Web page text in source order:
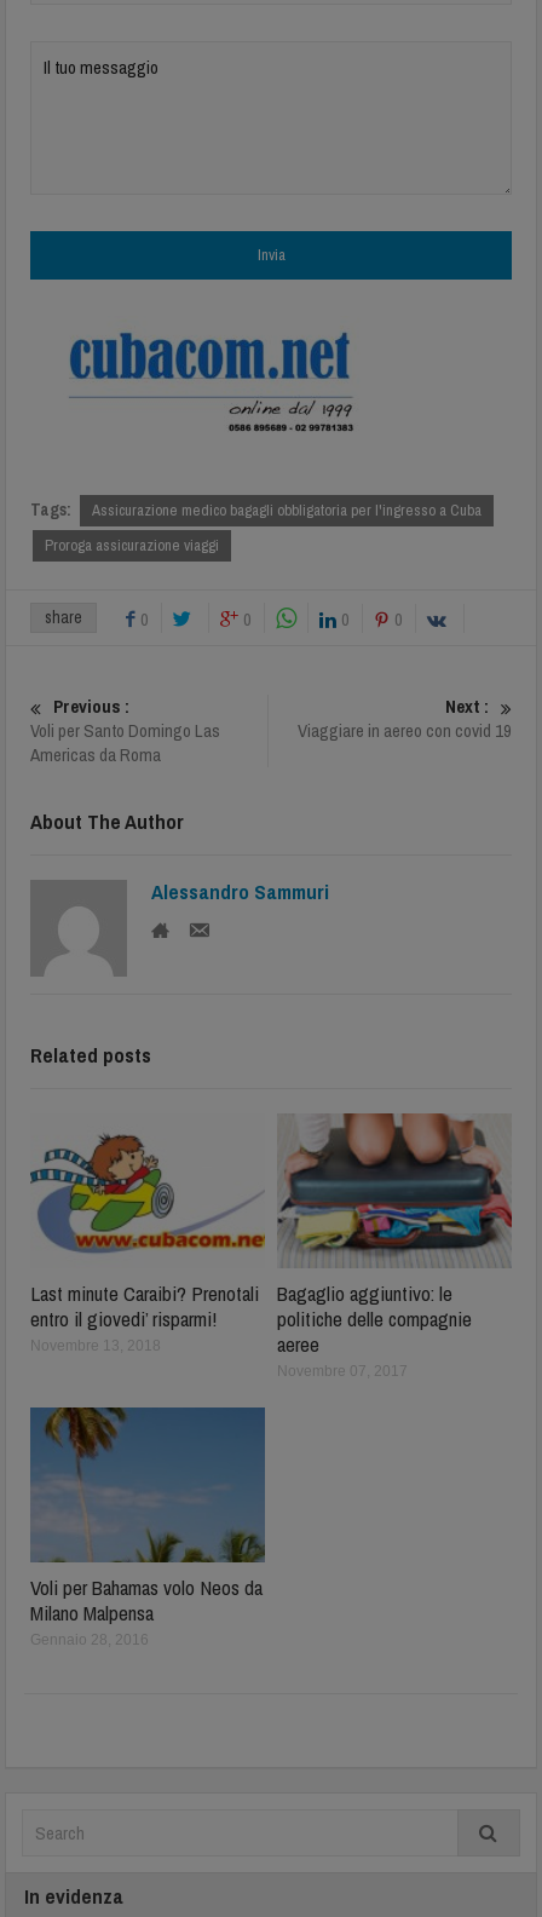
Tags:
Assicurazione medico bagagli obbligatoria per l'ingresso a Cuba
Proroga assicurazione viaggi
share 0 0 0 0
Previous :
Voli per Santo Domingo Las
Americas da Roma
Next :
Viaggiare in aereo con covid 19
About The Author
Alessandro Sammuri
Related posts
Last minute Caraibi? Prenotali
entro il giovedi’ risparmi!
Novembre 13, 2018
Bagaglio aggiuntivo: le
politiche delle compagnie
aeree
Novembre 07, 2017
Voli per Bahamas volo Neos da
Milano Malpensa
Gennaio 28, 2016
In evidenza